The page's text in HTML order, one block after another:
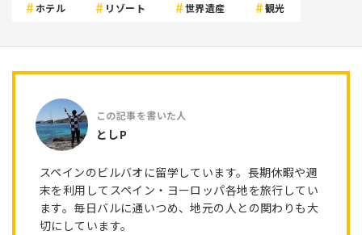
ホテル リゾート 世界遺産 観光
としP
スペインのビルバオに留学しています。長期休暇や週
末を利用してスペイン・ヨーロッパ各地を旅行してい
ます。毎日バルに通いつめ、地元の人との関わりも大
切にしています。